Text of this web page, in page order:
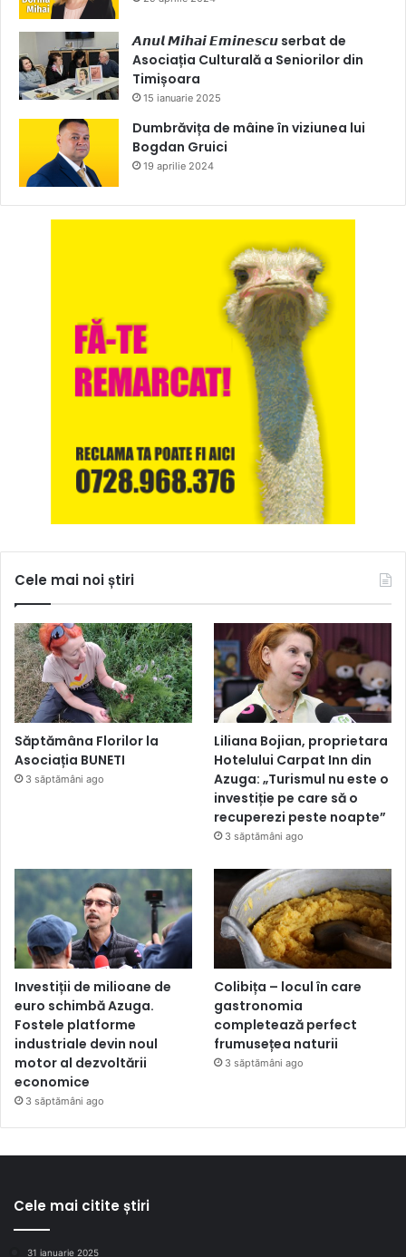
𝘼𝙣𝙪𝙡 𝙈𝙞𝙝𝙖𝙞 𝙀𝙢𝙞𝙣𝙚𝙨𝙘𝙪 serbat de
Asociația Culturală a Seniorilor din
Timișoara
15 ianuarie 2025
Dumbrăvița de mâine în viziunea lui
Bogdan Gruici
19 aprilie 2024
Cele mai noi știri
Săptămâna Florilor la
Asociația BUNETI
3 săptămâni ago
Liliana Bojian, proprietara
Hotelului Carpat Inn din
Azuga: „Turismul nu este o
investiție pe care să o
recuperezi peste noapte”
3 săptămâni ago
Investiții de milioane de
euro schimbă Azuga.
Fostele platforme
industriale devin noul
motor al dezvoltării
economice
3 săptămâni ago
Colibița – locul în care
gastronomia
completează perfect
frumusețea naturii
3 săptămâni ago
Cele mai citite știri
31 ianuarie 2025